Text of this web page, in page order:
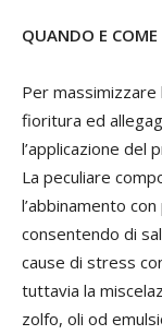
QUANDO E
Per massimizzare
fioritura ed
l’applicazione del
La peculiare
l’abbinamento
consentendo di
cause di stress
tuttavia la
zolfo, oli od